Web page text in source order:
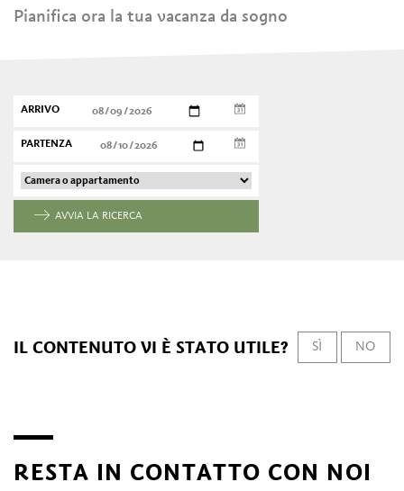
Pianifica ora la tua vacanza da sogno
ARRIVO
PARTENZA
AVVIA LA RICERCA
IL CONTENUTO VI È STATO UTILE? SÌ NO
RESTA IN CONTATTO CON NOI